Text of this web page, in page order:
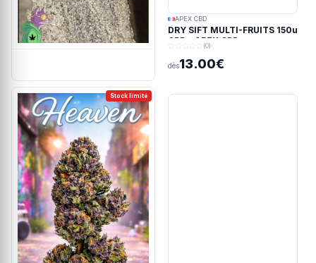
APEX CBD
DRY SIFT MULTI-FRUITS 150u
CBD - APEX CBD
(0)
dès13.00€
Stock limité